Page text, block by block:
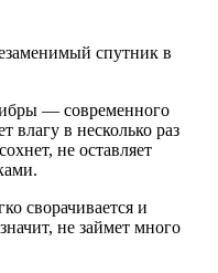
спутник в
— современного
влагу в несколько раз
не оставляет
сворачивается и
не займет много